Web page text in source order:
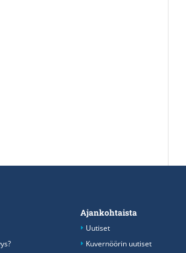
Ajankohtaista
Uutiset
Kuvernöörin uutiset